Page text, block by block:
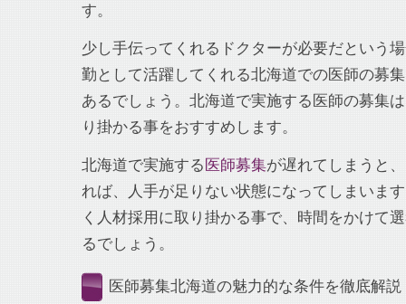
す。
少し手伝ってくれるドクターが必要だという
勤として活躍してくれる北海道での医師の募
あるでしょう。北海道で実施する医師の募集
り掛かる事をおすすめします。
北海道で実施する 医師募集が遅れてしまうと
れば、人手が足りない状態になってしまいま
く人材採用に取り掛かる事で、時間をかけて
るでしょう。
医師募集北海道の魅力的な条件を徹底解説